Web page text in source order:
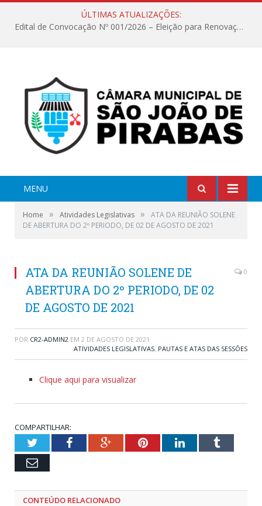
ÚLTIMAS ATUALIZAÇÕES:
Edital de Convocação Nº 001/2026 – Eleição para Renovação da Mesa Diretora – Biênio 2027/2028
MENU
Home » Atividades Legislativas »
ATA DA REUNIÃO SOLENE
DE ABERTURA DO 2º PERIODO, DE 02 DE AGOSTO DE 2021
ATA DA REUNIÃO SOLENE DE
ABERTURA DO 2º PERIODO, DE 02
DE AGOSTO DE 2021
0
POR CR2-ADMIN2 EM 2 DE AGOSTO DE 2021
ATIVIDADES LEGISLATIVAS, PAUTAS E ATAS DAS SESSÕES
Clique aqui para visualizar
COMPARTILHAR:
TwitterFacebookGoogle+PinterestLinkedInTumblr
Email
CONTEÚDO RELACIONADO